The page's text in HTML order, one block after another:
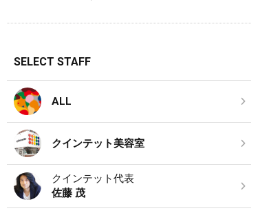
SELECT STAFF
ALL
クインテット美容室
クインテット代表
佐藤 茂